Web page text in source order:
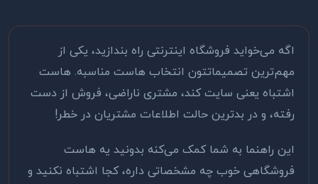
اگه می‌خواید فروشگاه اینترنتی راه بندازید، یکی از
مهم‌ترین تصمیماتتون انتخاب هاست مناسبه. هاست
اشتباه یعنی سایت کند، مشتری ناراضی، فروش از دست
رفته، و در بدترین حالت اطلاعات مشتریان در خطر!
این راهنما به شما کمک می‌کنه بدونید یه هاست
فروشگاهی خوب چه مشخصاتی داره، کجا اشتباه نکنید و